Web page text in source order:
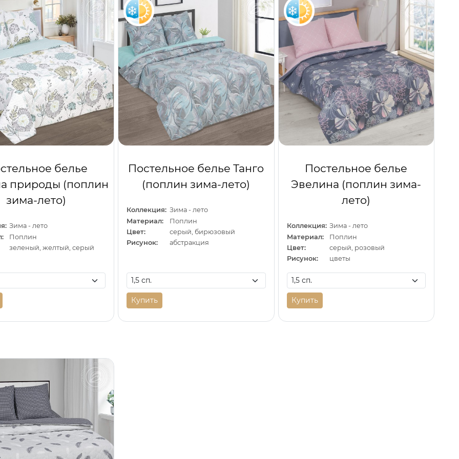
белье
природы (поплин
зима-лето)
Зима - лето
Поплин
зеленый, желтый, серый
Постельное белье Танго
(поплин зима-лето)
Коллекция: Зима - лето
Материал:
Поплин
Цвет:
серый, бирюзовый
Рисунок:
абстракция
Купить
Постельное белье
Эвелина (поплин зима-
лето)
Коллекция: Зима - лето
Материал:
Поплин
Цвет:
серый, розовый
Рисунок:
цветы
Купить